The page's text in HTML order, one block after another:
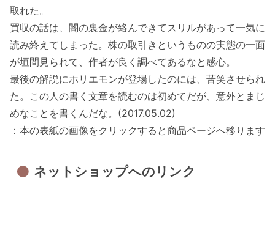
取れた。
買収の話は、闇の裏金が絡んできてスリルがあって一気に
読み終えてしまった。株の取引きというものの実態の一面
が垣間見られて、作者が良く調べてあるなと感心。
最後の解説にホリエモンが登場したのには、苦笑させられ
た。この人の書く文章を読むのは初めてだが、意外とまじ
めなことを書くんだな。(2017.05.02)
：本の表紙の画像をクリックすると商品ページへ移ります
ネットショップへのリンク